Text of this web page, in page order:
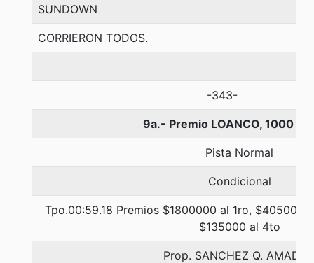
SUNDOWN
CORRIERON TODOS.
-343-
9a.- Premio LOANCO, 1000
Pista Normal
Condicional
Tpo.00:59.18 Premios $1800000 al 1ro, $405000
$135000 al 4to
Prop. SANCHEZ Q.